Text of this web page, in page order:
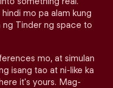
mo pa alam kung
ng Tinder ng space to
mo, at simulan
isang tao at ni-like ka
it's yours. Mag-